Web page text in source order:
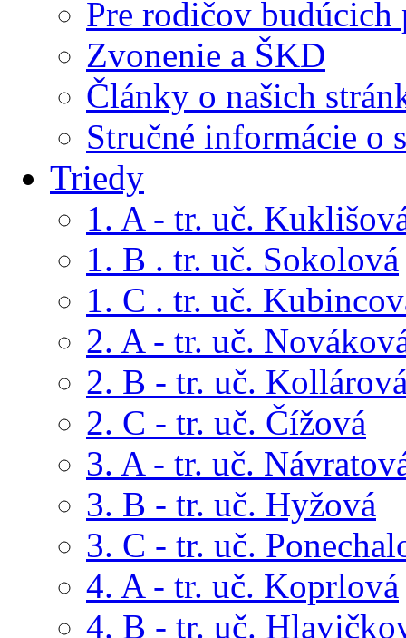
Pre rodičov budúcich
Zvonenie a ŠKD
Články o našich
Stručné informácie o
Triedy
1. A - tr. uč.
1. B . tr. uč. Sokolová
1. C . tr. uč.
2. A - tr. uč.
2. B - tr. uč.
2. C - tr. uč. Čížová
3. A - tr. uč.
3. B - tr. uč. Hyžová
3. C - tr. uč.
4. A - tr. uč. Koprlová
4. B - tr. uč.